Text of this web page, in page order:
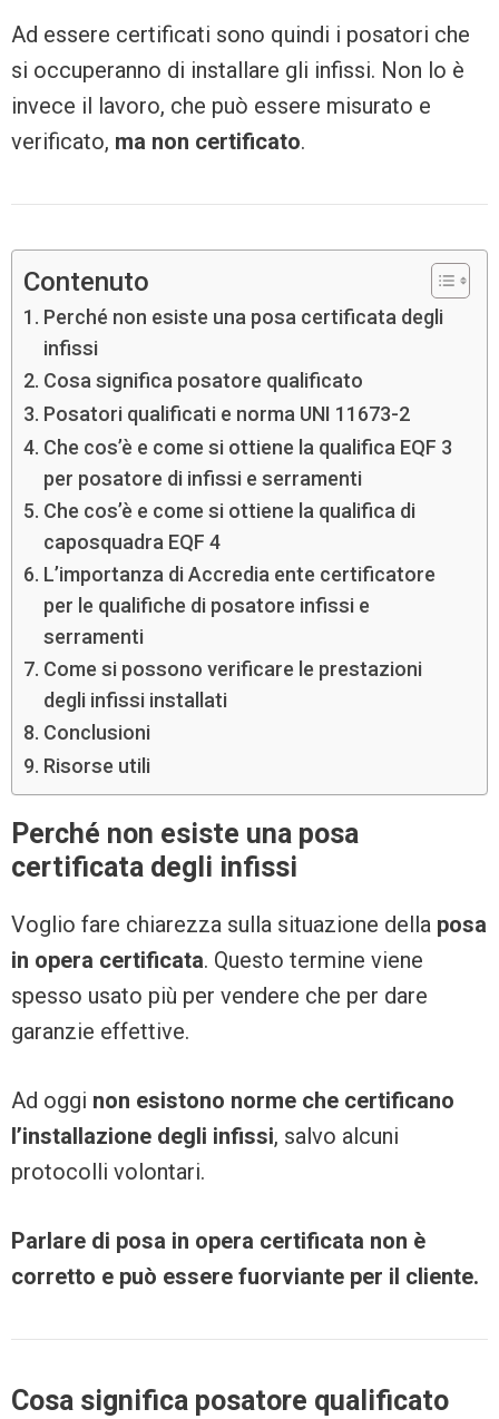
Ad essere certificati sono quindi i posatori che
si occuperanno di installare gli infissi. Non lo è
invece il lavoro, che può essere misurato e
verificato, ma non certificato.
Contenuto
Perché non esiste una posa certificata degli
infissi
Cosa significa posatore qualificato
Posatori qualificati e norma UNI 11673-2
Che cos’è e come si ottiene la qualifica EQF 3
per posatore di infissi e serramenti
Che cos’è e come si ottiene la qualifica di
caposquadra EQF 4
L’importanza di Accredia ente certificatore
per le qualifiche di posatore infissi e
serramenti
Come si possono verificare le prestazioni
degli infissi installati
Conclusioni
Risorse utili
Perché non esiste una posa
certificata degli infissi
Voglio fare chiarezza sulla situazione della posa
in opera certificata. Questo termine viene
spesso usato più per vendere che per dare
garanzie effettive.
Ad oggi non esistono norme che certificano
l’installazione degli infissi, salvo alcuni
protocolli volontari.
Parlare di posa in opera certificata non è
corretto e può essere fuorviante per il cliente.
Cosa significa posatore qualificato